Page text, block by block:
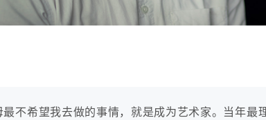
不希望我去做的事情，就是成为艺术家。当年最